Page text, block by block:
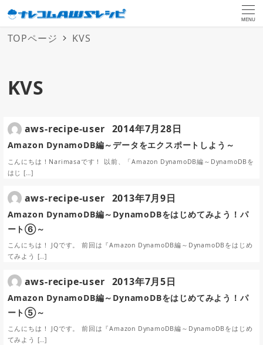
MENU
TOPページ KVS
KVS
Amazon DynamoDB編～データをエクスポートしよう～
こんにちは！Narimasaです！ 以前、「Amazon DynamoDB編～DynamoDBを
はじ […]
aws-recipe-user 2014年7月28日
Amazon DynamoDB編～DynamoDBをはじめてみよう！パ
ート⑥～
こんにちは！ JQです。 前回は『Amazon DynamoDB編～DynamoDBをはじめ
てみよう […]
aws-recipe-user 2013年7月9日
Amazon DynamoDB編～DynamoDBをはじめてみよう！パ
ート⑤～
こんにちは！ JQです。 前回は『Amazon DynamoDB編～DynamoDBをはじめ
てみよう […]
aws-recipe-user 2013年7月5日